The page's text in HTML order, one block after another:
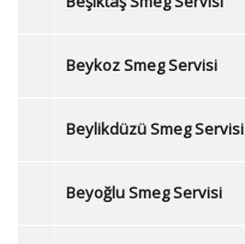
Beykoz Smeg Servisi
Beylikdüzü Smeg Servisi
Beyoğlu Smeg Servisi